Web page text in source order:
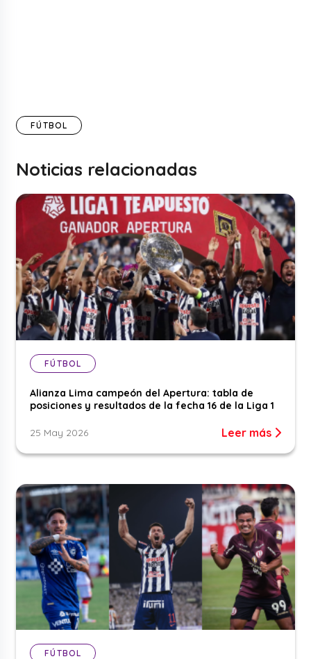
FÚTBOL
Noticias relacionadas
FÚTBOL
Alianza Lima campeón del Apertura: tabla de
posiciones y resultados de la fecha 16 de la Liga 1
25 May 2026 Leer más
FÚTBOL